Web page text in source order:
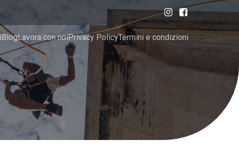
BlogLavora con noiPrivacy PolicyTermini e condizioni